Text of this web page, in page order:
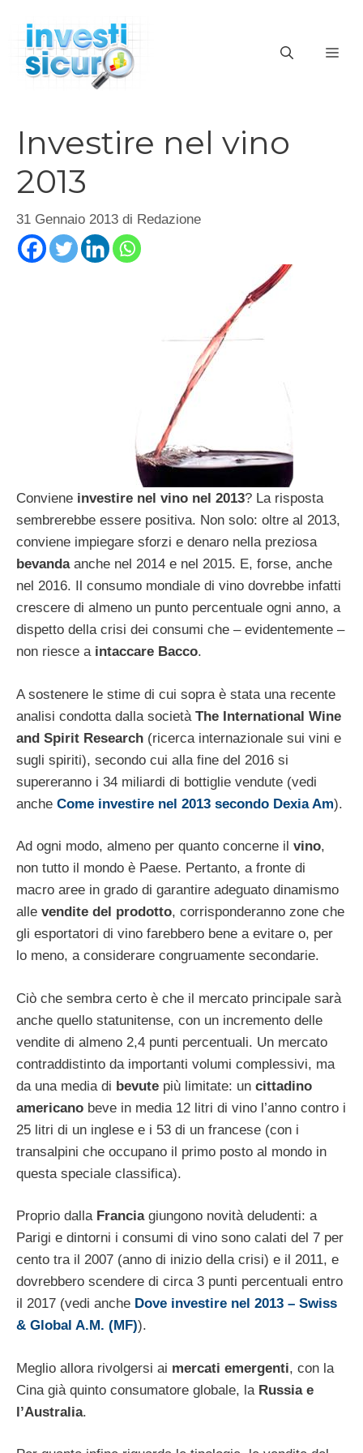
contenuto
Investire nel vino
2013
31 Gennaio 2013 di Redazione
Conviene investire nel vino nel 2013? La risposta
sembrerebbe essere positiva. Non solo: oltre al 2013,
conviene impiegare sforzi e denaro nella preziosa
bevandaanche nel 2014 e nel 2015. E, forse, anche
nel 2016. Il consumo mondiale di vino dovrebbe infatti
crescere di almeno un punto percentuale ogni anno, a
dispetto della crisi dei consumi che – evidentemente –
non riesce a intaccare Bacco.
A sostenere le stime di cui sopra è stata una recente
analisi condotta dalla società The International Wine
and Spirit Research (ricerca internazionale sui vini e
sugli spiriti), secondo cui alla fine del 2016 si
supereranno i 34 miliardi di bottiglie vendute (vedi
anche Come investire nel 2013 secondo Dexia Am).
Ad ogni modo, almeno per quanto concerne il vino,
non tutto il mondo è Paese. Pertanto, a fronte di
macro aree in grado di garantire adeguato dinamismo
alle vendite del prodotto, corrisponderanno zone che
gli esportatori di vino farebbero bene a evitare o, per
lo meno, a considerare congruamente secondarie.
Ciò che sembra certo è che il mercato principale sarà
anche quello statunitense, con un incremento delle
vendite di almeno 2,4 punti percentuali. Un mercato
contraddistinto da importanti volumi complessivi, ma
da una media di bevute più limitate: un cittadino
americano beve in media 12 litri di vino l’anno contro i
25 litri di un inglese e i 53 di un francese (con i
transalpini che occupano il primo posto al mondo in
questa speciale classifica).
Proprio dalla Franciagiungono novità deludenti: a
Parigi e dintorni i consumi di vino sono calati del 7 per
cento tra il 2007 (anno di inizio della crisi) e il 2011, e
dovrebbero scendere di circa 3 punti percentuali entro
il 2017 (vedi anche Dove investire nel 2013 – Swiss
& Global A.M. (MF)).
Meglio allora rivolgersi ai mercati emergenti, con la
Cina già quinto consumatore globale, la Russia e
l’Australia.